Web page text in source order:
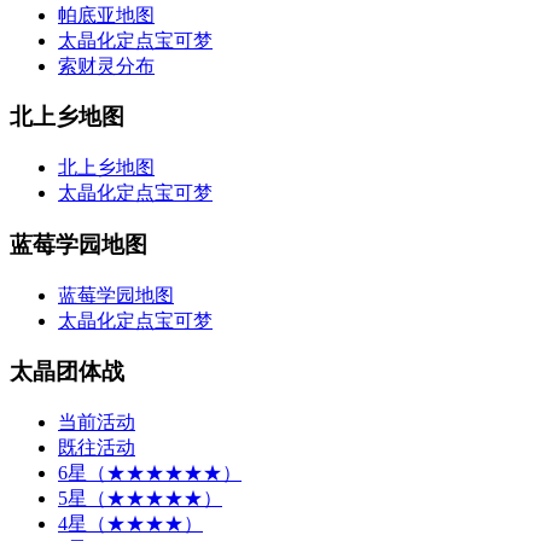
帕底亚地图
太晶化定点宝可梦
索财灵分布
北上乡地图
北上乡地图
太晶化定点宝可梦
蓝莓学园地图
蓝莓学园地图
太晶化定点宝可梦
太晶团体战
当前活动
既往活动
6星（★★★★★★）
5星（★★★★★）
4星（★★★★）